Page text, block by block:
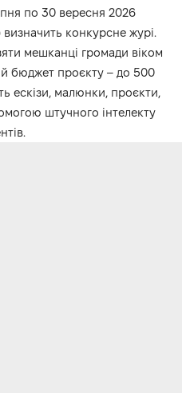
по 30 вересня 2026
конкурсне журі.
мешканці громади віком
бюджет проєкту – до 500
ескізи, малюнки, проєкти,
штучного інтелекту